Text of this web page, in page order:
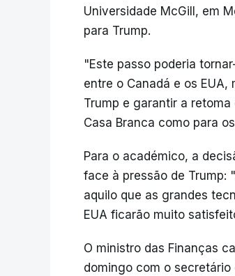
Universidade McGill, em
para Trump.
"Este passo poderia
entre o Canadá e os
Trump e garantir a
Casa Branca como para
Para o académico, a
face à pressão de Trump:
aquilo que as grandes
EUA ficarão muito
O ministro das Finanças
domingo com o secretário